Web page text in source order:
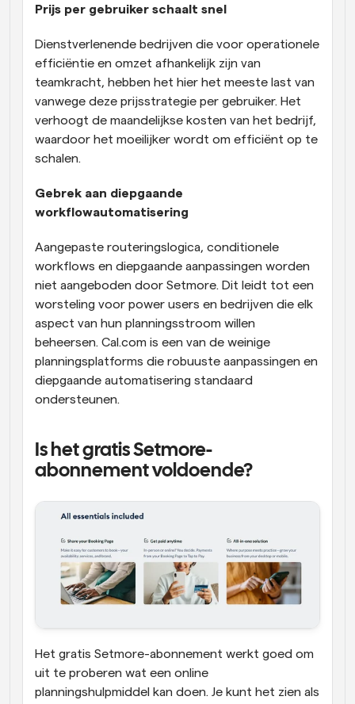
Prijs per gebruiker schaalt snel
Dienstverlenende bedrijven die voor operationele
efficiëntie en omzet afhankelijk zijn van
teamkracht, hebben het hier het meeste last van
vanwege deze prijsstrategie per gebruiker. Het
verhoogt de maandelijkse kosten van het bedrijf,
waardoor het moeilijker wordt om efficiënt op te
schalen.
Gebrek aan diepgaande
workflowautomatisering
Aangepaste routeringslogica, conditionele
workflows en diepgaande aanpassingen worden
niet aangeboden door Setmore. Dit leidt tot een
worsteling voor power users en bedrijven die elk
aspect van hun planningsstroom willen
beheersen. Cal.com is een van de weinige
planningsplatforms die robuuste aanpassingen en
diepgaande automatisering standaard
ondersteunen.
Is het gratis Setmore-
abonnement voldoende?
Het gratis Setmore-abonnement werkt goed om
uit te proberen wat een online
planningshulpmiddel kan doen. Je kunt het zien als